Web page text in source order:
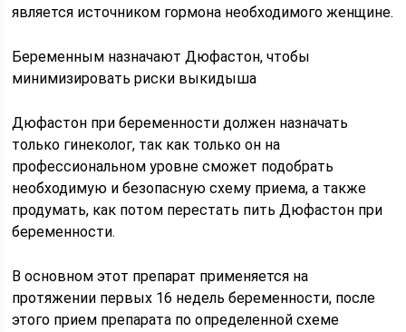
является источником гормона необходимого женщине.
Беременным назначают Дюфастон, чтобы
минимизировать риски выкидыша
Дюфастон при беременности должен назначать
только гинеколог, так как только он на
профессиональном уровне сможет подобрать
необходимую и безопасную схему приема, а также
продумать, как потом перестать пить Дюфастон при
беременности.
В основном этот препарат применяется на
протяжении первых 16 недель беременности, после
этого прием препарата по определенной схеме